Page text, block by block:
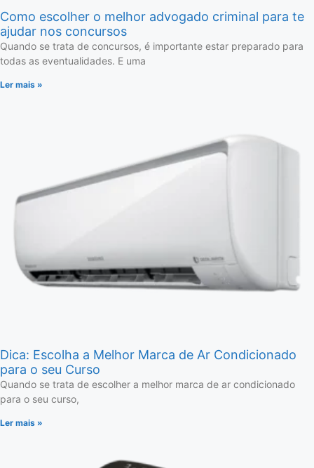
Como escolher o melhor advogado criminal para te
ajudar nos concursos
Quando se trata de concursos, é importante estar preparado para
todas as eventualidades. E uma
Ler mais »
Dica: Escolha a Melhor Marca de Ar Condicionado
para o seu Curso
Quando se trata de escolher a melhor marca de ar condicionado
para o seu curso,
Ler mais »